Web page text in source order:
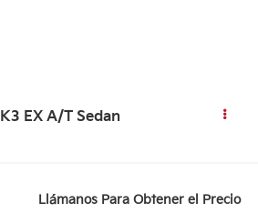
K3 EX A/T Sedan
Llámanos Para Obtener el Precio